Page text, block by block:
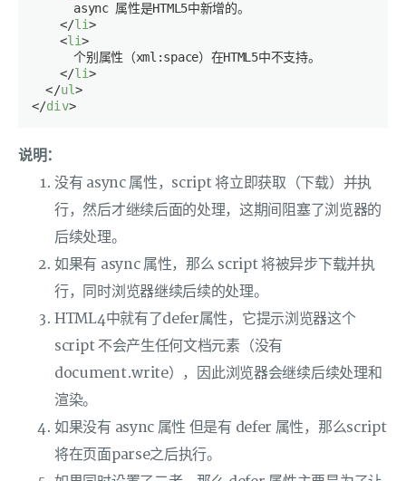
      async 属性是HTML5中新增的。
</li>
<li>
      个别属性（xml:space）在HTML5中不支持。
</li>
</ul>
</div>
说明：
没有 async 属性，script 将立即获取（下载）并执
行，然后才继续后面的处理，这期间阻塞了浏览器的
后续处理。
如果有 async 属性，那么 script 将被异步下载并执
行，同时浏览器继续后续的处理。
HTML4中就有了defer属性，它提示浏览器这个
script 不会产生任何文档元素（没有
document.write），因此浏览器会继续后续处理和
渲染。
如果没有 async 属性 但是有 defer 属性，那么script
将在页面parse之后执行。